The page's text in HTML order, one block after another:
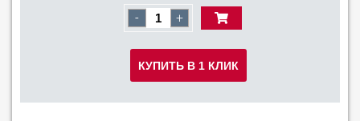
- +
КУПИТЬ В 1 КЛИК